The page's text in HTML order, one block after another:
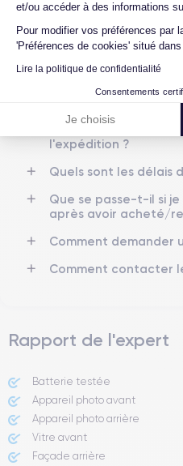
et/ou accéder à des informations
Pour modifier vos préférences par
'Préférences de cookies' situé
Lire la politique de confidentialité
Consentements
Je choisis
Nom GPU
12 MP
4K - 3840x2160px
2658 mAh
Réseau mobile
Si vous souhaitez en savoir
Quels sont vos
Est-il possible de
Que se passe-t-il
l'expédition ?
Quels sont les délais
Que se passe-t-il si
après avoir acheté/
Comment demander
Comment contacter
Rapport de l'expert
Batterie testée
Appareil photo avant
Appareil photo arrière ​
Vitre avant ​
Façade arrière